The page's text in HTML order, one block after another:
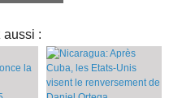
aussi :